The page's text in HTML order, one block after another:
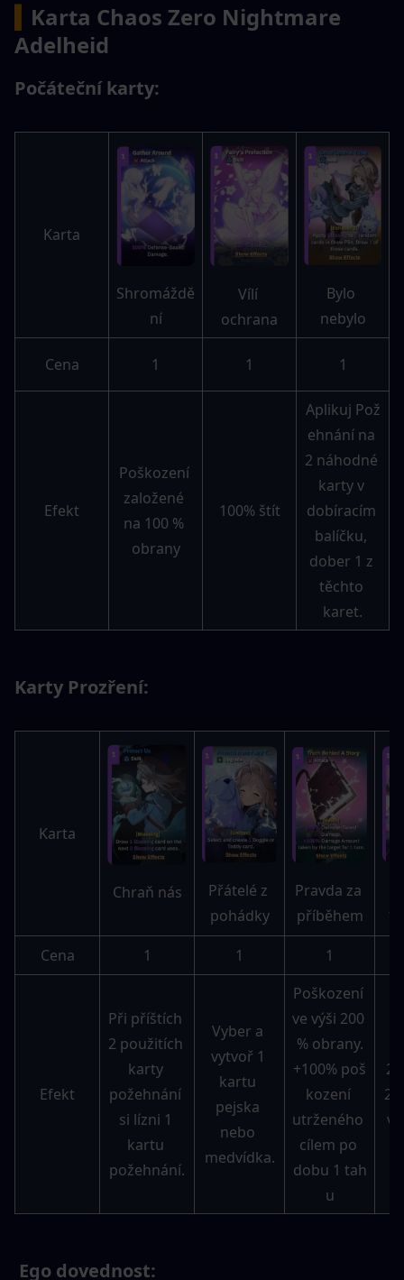
Karta Chaos Zero Nightmare
Adelheid
Počáteční karty:
Karta
Shromáždě
ní
Vílí
ochrana
Bylo
nebylo
Cena 1 1 1
Efekt
Poškození
založené
na 100 %
obrany
100% štít
Aplikuj Pož
ehnání na
2 náhodné
karty v
dobíracím
balíčku,
dober 1 z
těchto
karet.
Karty Prozření:
Karta
Chraň nás
Přátelé z
pohádky
Pravda za
příběhem
Cena 1 1 1
Efekt
Při příštích
2 použitích
karty
požehnání
si lízni 1
kartu
požehnání.
Vyber a
vytvoř 1
kartu
pejska
nebo
medvídka.
Poškození
ve výši 200
% obrany.
+100% poš
kození
utrženého
cílem po
dobu 1 tah
u
Ego dovednost: